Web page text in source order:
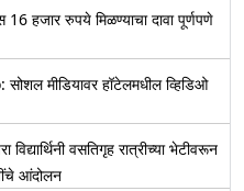
हजार रुपये मिळण्याचा दावा पूर्णपणे
मीडियावर हॉटेलमधील व्हिडिओ
वसतिगृह रात्रीच्या भेटीवरून
आंदोलन